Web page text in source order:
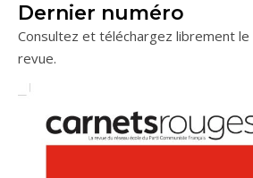
Dernier numéro
Consultez et téléchargez librement
revue.